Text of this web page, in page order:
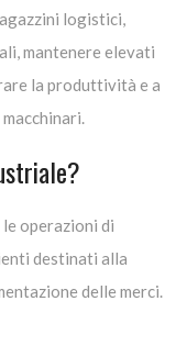
logistici,
mantenere elevati
la produttività e a
operazioni di
destinati alla
delle merci.